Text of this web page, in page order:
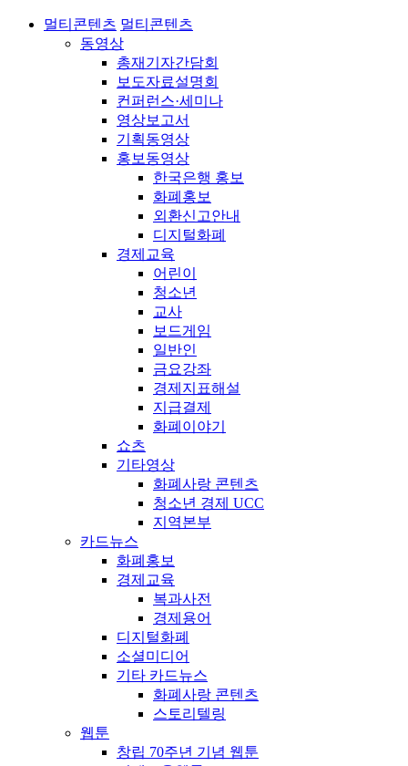
멀티콘텐츠 멀티콘텐츠
동영상
총재기자간담회
보도자료설명회
컨퍼런스·세미나
영상보고서
기획동영상
홍보동영상
한국은행 홍보
화폐홍보
외환신고안내
디지털화폐
경제교육
어린이
청소년
교사
보드게임
일반인
금요강좌
경제지표해설
지급결제
화폐이야기
쇼츠
기타영상
화폐사랑 콘텐츠
청소년 경제 UCC
지역본부
카드뉴스
화폐홍보
경제교육
복과사전
경제용어
디지털화폐
소셜미디어
기타 카드뉴스
화폐사랑 콘텐츠
스토리텔링
웹툰
창립 70주년 기념 웹툰